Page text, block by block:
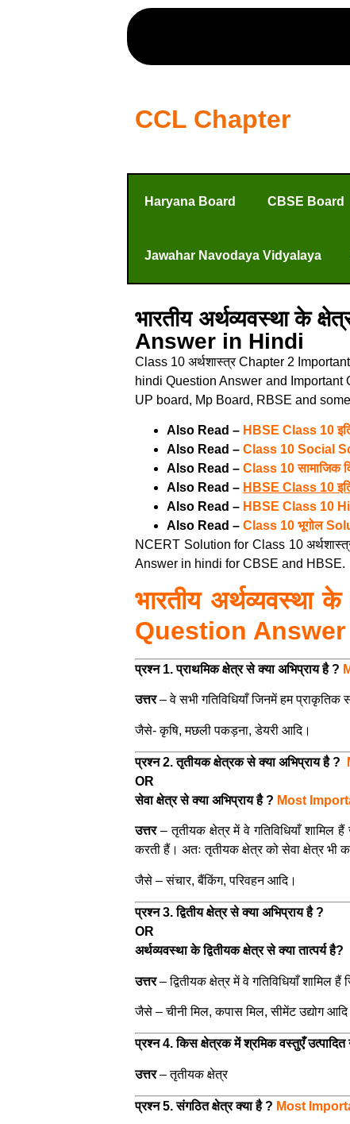
CCL Chapter
Haryana Board CBSE Board
Jawahar Navodaya Vidyalaya
भारतीय अर्थव्यवस्था
Answer in Hindi
Class 10 अर्थशास्त्र Chapter 2
hindi Question Answer and
UP board, Mp Board, RBSE and
Also Read – HBSE Class 10
Also Read – Class 10 Social
Also Read – Class 10 सामाजिक
Also Read – HBSE Class 10
Also Read – HBSE Class 10
Also Read – Class 10 भूगोल
NCERT Solution for Class 10
Answer in hindi for CBSE and HBSE.
भारतीय अर्थव्यवस्था
Question Answer
प्रश्न 1. प्राथमिक क्षेत्र से क्या अभिप्राय है ?
उत्तर–वे सभी गतिविधियाँ जिनमें हम
जैसे- कृषि, मछली पकड़ना, डेयरी आदि।
प्रश्न 2. तृतीयक क्षेत्रक से क्या अभिप्राय है ?
OR
सेवा क्षेत्र से क्या अभिप्राय है ? Most
उत्तर–तृतीयक क्षेत्र में वे गतिविधियाँ शामिल
करती हैं। अतः तृतीयक क्षेत्र को सेवा क्षेत्र भी
जैसे – संचार, बैंकिंग, परिवहन आदि।
प्रश्न 3. द्वितीय क्षेत्र से क्या अभिप्राय है ?
OR
अर्थव्यवस्था के द्वितीयक क्षेत्र से क्या तात्पर्य है?
उत्तर–द्वितीयक क्षेत्र में वे गतिविधियाँ शामिल
जैसे – चीनी मिल, कपास मिल, सीमेंट उद्योग
प्रश्न 4. किस क्षेत्रक में श्रमिक वस्तुएँ
उत्तर– तृतीयक क्षेत्र
प्रश्न 5. संगठित क्षेत्र क्या है ? Most